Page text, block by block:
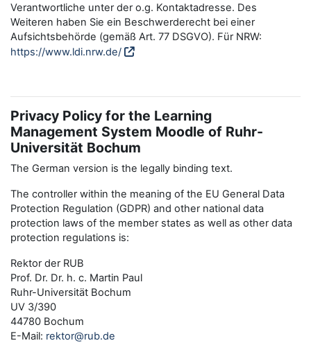
Verantwortliche unter der o.g. Kontaktadresse. Des
Weiteren haben Sie ein Beschwerderecht bei einer
Aufsichtsbehörde (gemäß Art. 77 DSGVO). Für NRW:
https://www.ldi.nrw.de/
Privacy Policy for the Learning
Management System Moodle of Ruhr-
Universität Bochum
The German version is the legally binding text.
The controller within the meaning of the EU General Data
Protection Regulation (GDPR) and other national data
protection laws of the member states as well as other data
protection regulations is:
Rektor der RUB
Prof. Dr. Dr. h. c. Martin Paul
Ruhr-Universität Bochum
UV 3/390
44780 Bochum
E-Mail: rektor@rub.de